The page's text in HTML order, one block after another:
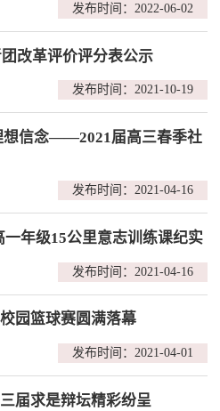
发布时间：2022-06-02
改革评价评分表公示
发布时间：2021-10-19
想信念——2021届高三春季社
发布时间：2021-04-16
年级15公里意志训练课纪实
发布时间：2021-04-16
园篮球赛圆满落幕
发布时间：2021-04-01
届求是辩坛精彩纷呈